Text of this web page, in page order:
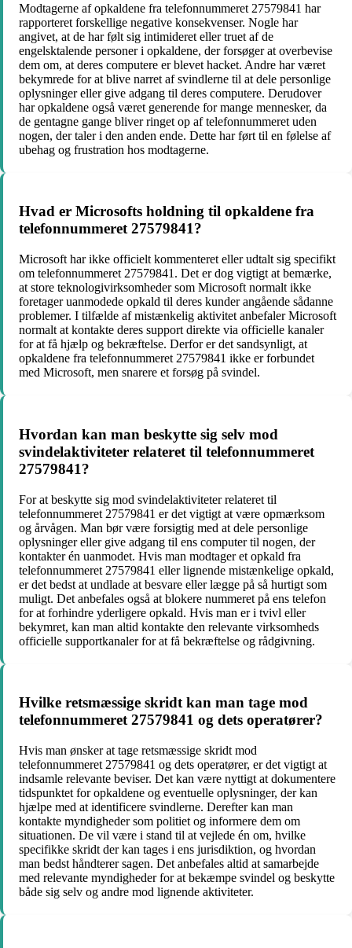
Modtagerne af opkaldene fra telefonnummeret 27579841 har
rapporteret forskellige negative konsekvenser. Nogle har
angivet, at de har følt sig intimideret eller truet af de
engelsktalende personer i opkaldene, der forsøger at overbevise
dem om, at deres computere er blevet hacket. Andre har været
bekymrede for at blive narret af svindlerne til at dele personlige
oplysninger eller give adgang til deres computere. Derudover
har opkaldene også været generende for mange mennesker, da
de gentagne gange bliver ringet op af telefonnummeret uden
nogen, der taler i den anden ende. Dette har ført til en følelse af
ubehag og frustration hos modtagerne.
Hvad er Microsofts holdning til opkaldene fra
telefonnummeret 27579841?
Microsoft har ikke officielt kommenteret eller udtalt sig specifikt
om telefonnummeret 27579841. Det er dog vigtigt at bemærke,
at store teknologivirksomheder som Microsoft normalt ikke
foretager uanmodede opkald til deres kunder angående sådanne
problemer. I tilfælde af mistænkelig aktivitet anbefaler Microsoft
normalt at kontakte deres support direkte via officielle kanaler
for at få hjælp og bekræftelse. Derfor er det sandsynligt, at
opkaldene fra telefonnummeret 27579841 ikke er forbundet
med Microsoft, men snarere et forsøg på svindel.
Hvordan kan man beskytte sig selv mod
svindelaktiviteter relateret til telefonnummeret
27579841?
For at beskytte sig mod svindelaktiviteter relateret til
telefonnummeret 27579841 er det vigtigt at være opmærksom
og årvågen. Man bør være forsigtig med at dele personlige
oplysninger eller give adgang til ens computer til nogen, der
kontakter én uanmodet. Hvis man modtager et opkald fra
telefonnummeret 27579841 eller lignende mistænkelige opkald,
er det bedst at undlade at besvare eller lægge på så hurtigt som
muligt. Det anbefales også at blokere nummeret på ens telefon
for at forhindre yderligere opkald. Hvis man er i tvivl eller
bekymret, kan man altid kontakte den relevante virksomheds
officielle supportkanaler for at få bekræftelse og rådgivning.
Hvilke retsmæssige skridt kan man tage mod
telefonnummeret 27579841 og dets operatører?
Hvis man ønsker at tage retsmæssige skridt mod
telefonnummeret 27579841 og dets operatører, er det vigtigt at
indsamle relevante beviser. Det kan være nyttigt at dokumentere
tidspunktet for opkaldene og eventuelle oplysninger, der kan
hjælpe med at identificere svindlerne. Derefter kan man
kontakte myndigheder som politiet og informere dem om
situationen. De vil være i stand til at vejlede én om, hvilke
specifikke skridt der kan tages i ens jurisdiktion, og hvordan
man bedst håndterer sagen. Det anbefales altid at samarbejde
med relevante myndigheder for at bekæmpe svindel og beskytte
både sig selv og andre mod lignende aktiviteter.